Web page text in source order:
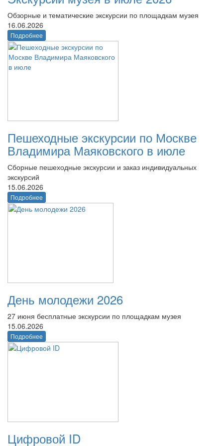
Обзорные и тематические экскурсии по площадкам музея
16.06.2026
Подробнее
Пешеходные экскурсии по Москве
Владимира Маяковского в июле
Сборные пешеходные экскурсии и заказ индивидуальных
экскурсий
15.06.2026
Подробнее
День молодежи 2026
27 июня бесплатные экскурсии по площадкам музея
15.06.2026
Подробнее
Цифровой ID